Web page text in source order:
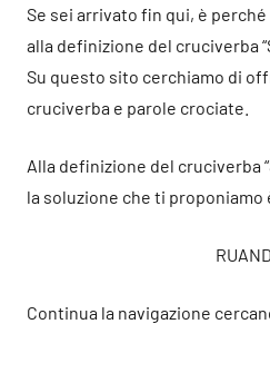
Se sei arrivato fin qui, è
alla definizione del cruciverba
Su questo sito cerchiamo di
cruciverba e parole crociate.
Alla definizione del cruciverba
la soluzione che ti proponiamo
Continua la navigazione